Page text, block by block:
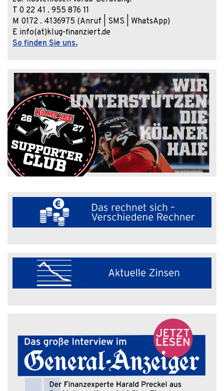
T 0 22 41 . 955 876 11
M 0172 . 4136975 (Anruf | SMS | WhatsApp)
E info(at)klug-finanziert.de
So finden Sie uns.